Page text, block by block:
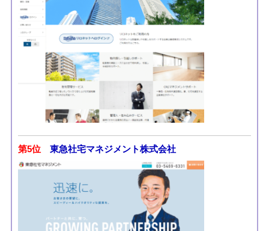
第5位 東急社宅マネジメント株式会社